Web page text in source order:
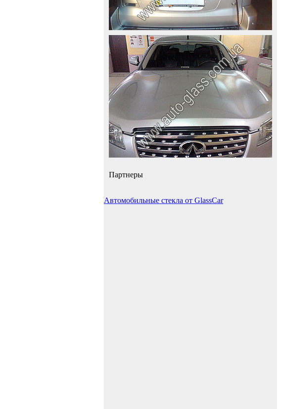
Партнеры
Автомобильные стекла от GlassCar